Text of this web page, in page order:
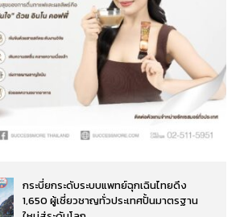
กระบี่ยกระดับระบบแพทย์ฉุกเฉินไทยดึง
1,650 ผู้เชี่ยวชาญทั่วประเทศปั้นมาตรฐาน